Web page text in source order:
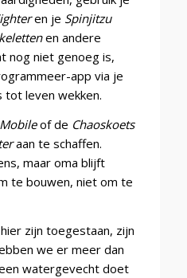
en je Spinjitzu
en andere
nog niet genoeg is,
app via je
leven wekken.
Mobileof de Chaoskoets
aan te schaffen.
maar oma blijft
te bouwen, niet om te
zijn toegestaan, zijn
we er meer dan
watergevecht doet